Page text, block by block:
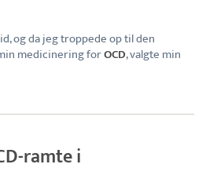
og da jeg troppede op til den
medicinering forOCD, valgte min
ramte i